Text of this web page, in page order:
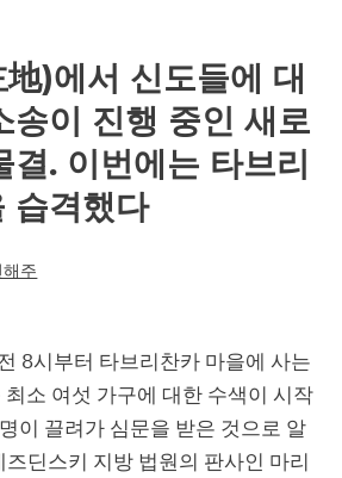
)에서 신도들에 대
송이 진행 중인 새로
결. 이번에는 타브리
습격했다
해주
8시부터 타브리찬카 마을에 사는
소 여섯 가구에 대한 수색이 시작
이 끌려가 심문을 받은 것으로 알
딘스키 지방 법원의 판사인 마리